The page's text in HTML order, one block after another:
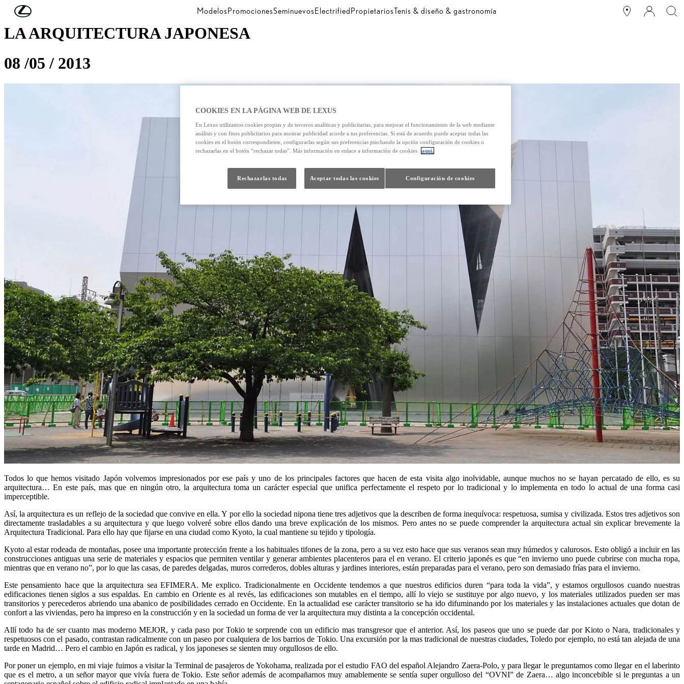
Skip to Main Content ModelosPromocionesSeminuevosElectrifiedPropietariosTenis & diseño & gastronomía
LA ARQUITECTURA JAPONESA
08 /05 / 2013
Todos lo que hemos visitado Japón volvemos impresionados por ese país y uno de los principales factores que hacen de esta visita algo inolvidable, aunque muchos no se hayan percatado de ello, es su
arquitectura… En este país, mas que en ningún otro, la arquitectura toma un carácter especial que unifica perfectamente el respeto por lo tradicional y lo implementa en todo lo actual de una forma casi
imperceptible.
Así, la arquitectura es un reflejo de la sociedad que convive en ella. Y por ello la sociedad nipona tiene tres adjetivos que la describen de forma inequívoca: respetuosa, sumisa y civilizada. Estos tres adjetivos son
directamente trasladables a su arquitectura y que luego volveré sobre ellos dando una breve explicación de los mismos. Pero antes no se puede comprender la arquitectura actual sin explicar brevemente la
Arquitectura Tradicional. Para ello hay que fijarse en una ciudad como Kyoto, la cual mantiene su tejido y tipología.
Kyoto al estar rodeada de montañas, posee una importante protección frente a los habituales tifones de la zona, pero a su vez esto hace que sus veranos sean muy húmedos y calurosos. Esto obligó a incluir en las
construcciones antiguas una serie de materiales y espacios que permiten ventilar y generar ambientes placenteros para el en verano. El criterio japonés es que “en invierno uno puede cubrirse con mucha ropa,
mientras que en verano no”, por lo que las casas, de paredes delgadas, muros correderos, dobles alturas y jardines interiores, están preparadas para el verano, pero son demasiado frías para el invierno.
Este pensamiento hace que la arquitectura sea EFIMERA. Me explico. Tradicionalmente en Occidente tendemos a que nuestros edificios duren “para toda la vida”, y estamos orgullosos cuando nuestras
edificaciones tienen siglos a sus espaldas. En cambio en Oriente es al revés, las edificaciones son mutables en el tiempo, allí lo viejo se sustituye por algo nuevo, y los materiales utilizados pueden ser mas
transitorios y perecederos abriendo una abanico de posibilidades cerrado en Occidente. En la actualidad ese carácter transitorio se ha ido difuminando por los materiales y las instalaciones actuales que dotan de
confort a las viviendas, pero ha impreso en la construcción y en la sociedad un forma de ver la arquitectura muy distinta a la concepción occidental.
Allí todo ha de ser cuanto mas moderno MEJOR, y cada paso por Tokio te sorprende con un edificio mas transgresor que el anterior. Así, los paseos que uno se puede dar por Kioto o Nara, tradicionales y
respetuosos con el pasado, contrastan radicalmente con un paseo por cualquiera de los barrios de Tokio. Una excursión por la mas tradicional de nuestras ciudades, Toledo por ejemplo, no está tan alejada de una
tarde en Madrid… Pero el cambio en Japón es radical, y los japoneses se sienten muy orgullosos de ello.
Por poner un ejemplo, en mi viaje fuimos a visitar la Terminal de pasajeros de Yokohama, realizada por el estudio FAO del español Alejandro Zaera-Polo, y para llegar le preguntamos como llegar en el laberinto
que es el metro, a un señor mayor que vivía fuera de Tokio. Este señor además de acompañarnos muy amablemente se sentía super orgulloso del “OVNI” de Zaera… algo inconcebible si le preguntas a un
COOKIES EN LA PÁGINA WEB DE LEXUS
En Lexus utilizamos cookies propias y de terceros analíticas y publicitarias, para mejorar el funcionamiento de la web mediante
análisis y con fines publicitarios para mostrar publicidad acorde a tus preferencias. Si está de acuerdo puede aceptar todas las
cookies en el botón correspondiente, configurarlas según sus preferencias pinchando la opción configuración de cookies o
rechazarlas en el botón “rechazar todas”. Más información en enlace a información de cookies
aquí.
Configuración de cookies
Rechazarlas todas Aceptar todas las cookies